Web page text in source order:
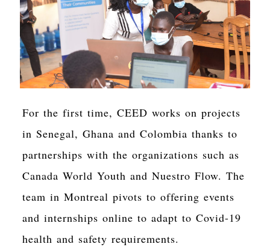
For the first time, CEED works on projects
in Senegal, Ghana and Colombia thanks to
partnerships with the organizations such as
Canada World Youth and Nuestro Flow. The
team in Montreal pivots to offering events
and internships online to adapt to Covid-19
health and safety requirements.